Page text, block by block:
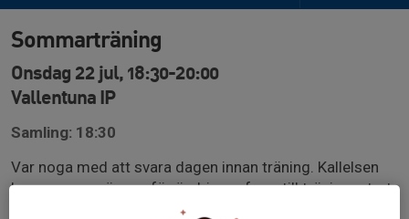
Sommarträning
Onsdag 22 jul, 18:30-20:00
Vallentuna IP
Samling: 18:30
Var noga med att svara dagen innan träning. Kallelsen
kommer vara öppen för ändringar fram till träningsstart
(utnyttja inte detta utan svara dagen innan). Du måste